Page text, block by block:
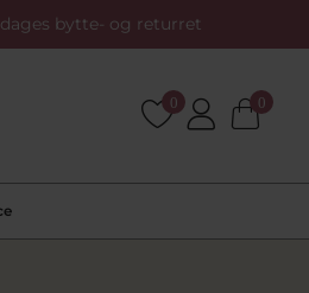
bytte- og returret
0 0